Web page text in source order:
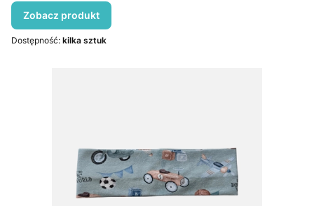
Zobacz produkt
Dostępność: kilka sztuk